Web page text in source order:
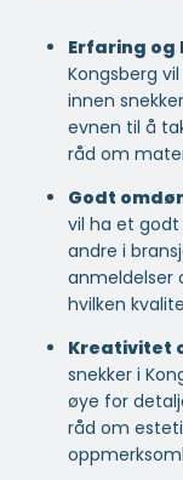
Erfaring og
Kongsberg
innen
evnen til å
råd om
Godt
vil ha et
andre i
anmeldelser
hvilken
Kreativitet
snekker i
øye for
råd om